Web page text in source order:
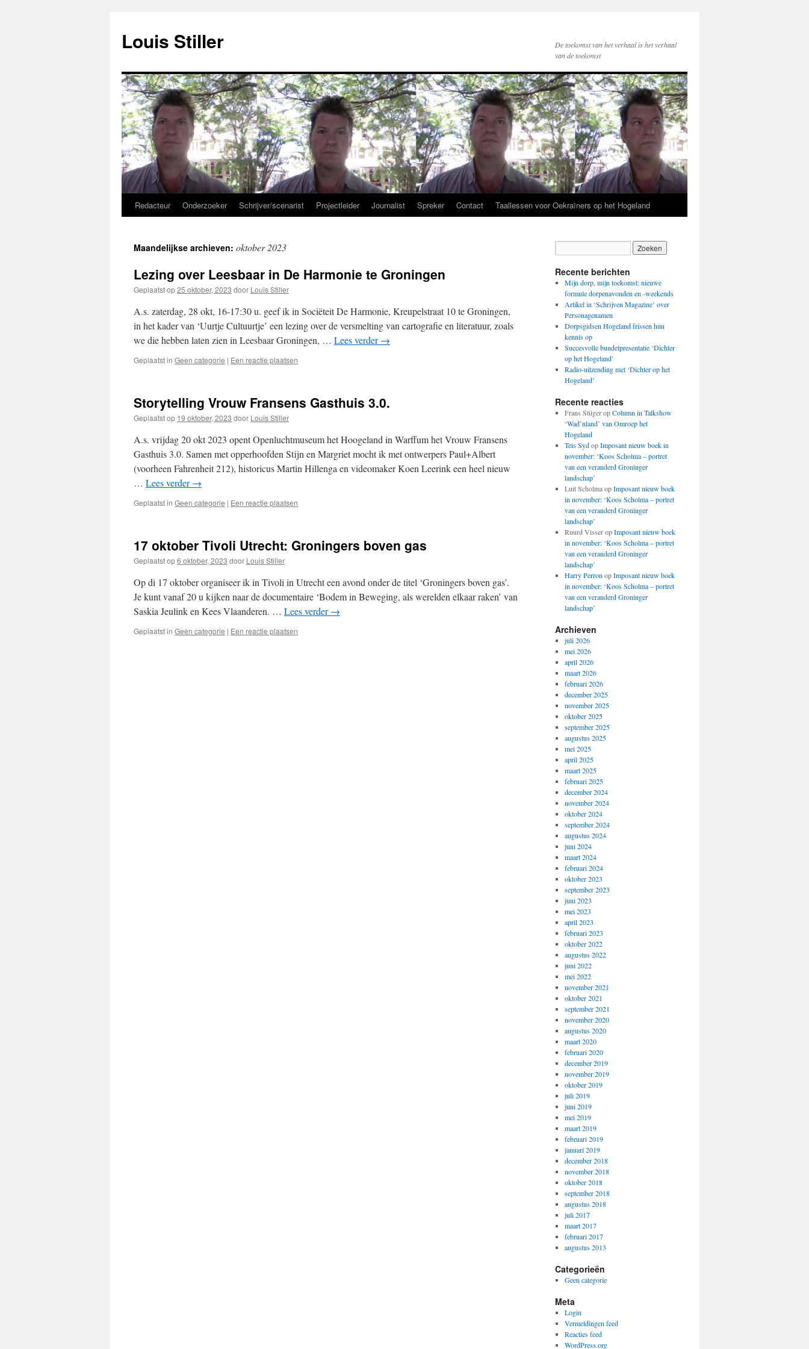
inhoud
Louis Stiller
De toekomst van het verhaal is het verhaal
van de toekomst
Redacteur Onderzoeker Schrijver/scenarist Projectleider Journalist Spreker Contact Taallessen voor Oekraïners op het Hogeland
Maandelijkse archieven: oktober 2023
Lezing over Leesbaar in De Harmonie te Groningen
Geplaatst op25 oktober, 2023 door Louis Stiller
A.s. zaterdag, 28 okt, 16-17:30 u. geef ik in Sociëteit De Harmonie, Kreupelstraat 10 te Groningen,
in het kader van ‘Uurtje Cultuurtje’ een lezing over de versmelting van cartografie en literatuur, zoals
we die hebben laten zien in Leesbaar Groningen, … Lees verder→
Geplaatst in Geen categorie | Een reactie plaatsen
Storytelling Vrouw Fransens Gasthuis 3.0.
Geplaatst op 19 oktober, 2023 door Louis Stiller
A.s. vrijdag 20 okt 2023 opent Openluchtmuseum het Hoogeland in Warffum het Vrouw Fransens
Gasthuis 3.0. Samen met opperhoofden Stijn en Margriet mocht ik met ontwerpers Paul+Albert
(voorheen Fahrenheit 212), historicus Martin Hillenga en videomaker Koen Leerink een heel nieuw
… Lees verder→
Geplaatst in Geen categorie | Een reactie plaatsen
17 oktober Tivoli Utrecht: Groningers boven gas
Geplaatst op6 oktober, 2023 door Louis Stiller
Op di 17 oktober organiseer ik in Tivoli in Utrecht een avond onder de titel ‘Groningers boven gas’.
Je kunt vanaf 20 u kijken naar de documentaire ‘Bodem in Beweging, als werelden elkaar raken’ van
Saskia Jeulink en Kees Vlaanderen. … Lees verder→
Geplaatst in Geen categorie | Een reactie plaatsen
Recente berichten
Mijn dorp, mijn toekomst: nieuwe
formule dorpenavonden en -weekends
Artikel in ‘Schrijven Magazine’ over
Personagenamen
Dorpsgidsen Hogeland frissen hun
kennis op
Succesvolle bundelpresentatie ‘Dichter
op het Hogeland’
Radio-uitzending met ‘Dichter op het
Hogeland’
Recente reacties
Frans StügeropColumn in Talkshow
‘Wad’nland’ van Omroep het
Hogeland
Teis SydopImposant nieuw boek in
november: ‘Koos Scholma – portret
van een veranderd Groninger
landschap’
Luit ScholmaopImposant nieuw boek
in november: ‘Koos Scholma – portret
van een veranderd Groninger
landschap’
Ruurd VisseropImposant nieuw boek
in november: ‘Koos Scholma – portret
van een veranderd Groninger
landschap’
Harry Perron opImposant nieuw boek
in november: ‘Koos Scholma – portret
van een veranderd Groninger
landschap’
Archieven
juli 2026
mei 2026
april 2026
maart 2026
februari 2026
december 2025
november 2025
oktober 2025
september 2025
augustus 2025
mei 2025
april 2025
maart 2025
februari 2025
december 2024
november 2024
oktober 2024
september 2024
augustus 2024
juni 2024
maart 2024
februari 2024
oktober 2023
september 2023
juni 2023
mei 2023
april 2023
februari 2023
oktober 2022
augustus 2022
juni 2022
mei 2022
november 2021
oktober 2021
september 2021
november 2020
augustus 2020
maart 2020
februari 2020
december 2019
november 2019
oktober 2019
juli 2019
juni 2019
mei 2019
maart 2019
februari 2019
januari 2019
december 2018
november 2018
oktober 2018
september 2018
augustus 2018
juli 2017
maart 2017
februari 2017
augustus 2013
Categorieën
Geen categorie
Meta
Login
Vermeldingen feed
Reacties feed
WordPress.org